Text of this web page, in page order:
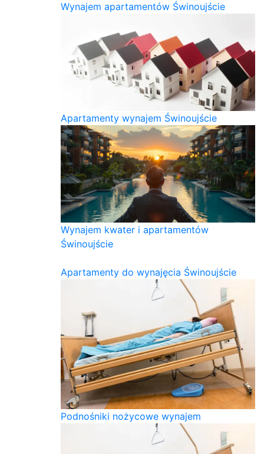
Wynajem apartamentów Świnoujście
Apartamenty wynajem Świnoujście
Wynajem kwater i apartamentów
Świnoujście
Apartamenty do wynajęcia Świnoujście
Podnośniki nożycowe wynajem